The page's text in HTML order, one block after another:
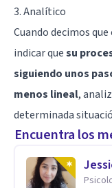
3. Analítico
Cuando decimos
indicar quesu
siguiendo unos
menos lineal,
determinada
Encuentra los